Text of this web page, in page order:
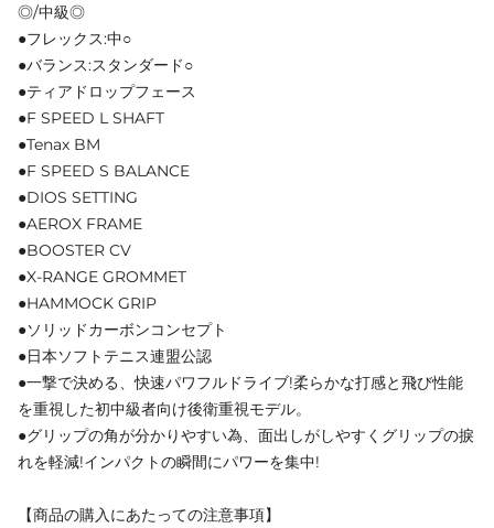
◎/中級◎
●フレックス:中○
●バランス:スタンダード○
●ティアドロップフェース
●F SPEED L SHAFT
●Tenax BM
●F SPEED S BALANCE
●DIOS SETTING
●AEROX FRAME
●BOOSTER CV
●X-RANGE GROMMET
●HAMMOCK GRIP
●ソリッドカーボンコンセプト
●日本ソフトテニス連盟公認
●一撃で決める、快速パワフルドライブ!柔らかな打感と飛び性能
を重視した初中級者向け後衛重視モデル。
●グリップの角が分かりやすい為、面出しがしやすくグリップの捩
れを軽減!インパクトの瞬間にパワーを集中!
【商品の購入にあたっての注意事項】